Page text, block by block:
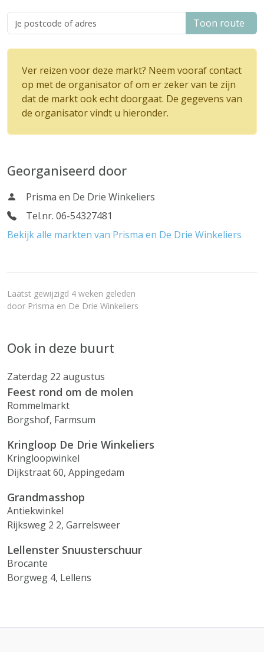
Toon route
Ver reizen voor deze markt? Neem vooraf contact
op met de organisator of om er zeker van te zijn
dat de markt ook echt doorgaat. De gegevens van
de organisator vindt u hieronder.
Georganiseerd door
Prisma en De Drie Winkeliers
Tel.nr. 06-54327481
Bekijk alle markten van Prisma en De Drie Winkeliers
Laatst gewijzigd 4 weken geleden
door Prisma en De Drie Winkeliers
Ook in deze buurt
Zaterdag 22 augustus
Feest rond om de molen
Rommelmarkt
Borgshof, Farmsum
Kringloop De Drie Winkeliers
Kringloopwinkel
Dijkstraat 60, Appingedam
Grandmasshop
Antiekwinkel
Rijksweg 2 2, Garrelsweer
Lellenster Snuusterschuur
Brocante
Borgweg 4, Lellens